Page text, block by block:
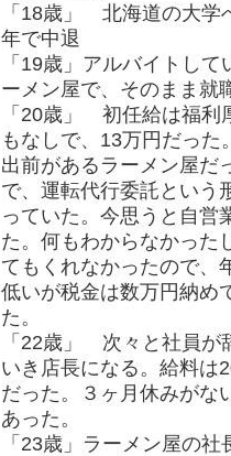
「18歳」 北海道の大
年で中退
「19歳」アルバイトして
ーメン屋で、そのまま就
「20歳」 初任給は福利
もなしで、13万円だった。
出前があるラーメン屋だ
で、運転代行委託という
っていた。今思うと自営
た。何もわからなかった
てもくれなかったので、
低いが税金は数万円納め
た。
「22歳」 次々と社員が
いき店長になる。給料は
だった。３ヶ月休みがな
あった。
「23歳」ラーメン屋の社